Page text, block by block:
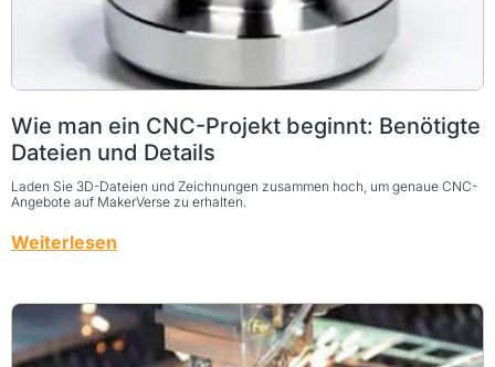
Wie man ein CNC-Projekt beginnt: Benötigte
Dateien und Details
Laden Sie 3D-Dateien und Zeichnungen zusammen hoch, um genaue CNC-
Angebote auf MakerVerse zu erhalten.
Weiterlesen